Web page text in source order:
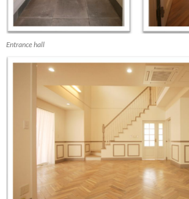
Entrance hall